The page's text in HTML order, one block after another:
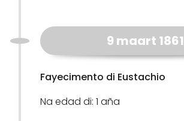
9 maart 1861
Fayecimento di Eustachio
Na edad di: 1 aña